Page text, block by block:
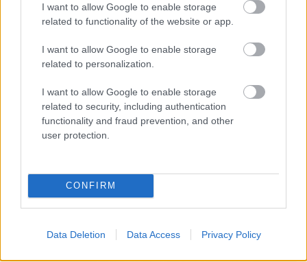
I want to allow Google to enable storage
related to functionality of the website or app.
I want to allow Google to enable storage
related to personalization.
I want to allow Google to enable storage
related to security, including authentication
functionality and fraud prevention, and other
user protection.
CONFIRM
Data Deletion Data Access Privacy Policy
AI μοντέλο της Meta απέκτησε
πρόσβαση στο διαδίκτυο και
διάρκεια δοκιμής